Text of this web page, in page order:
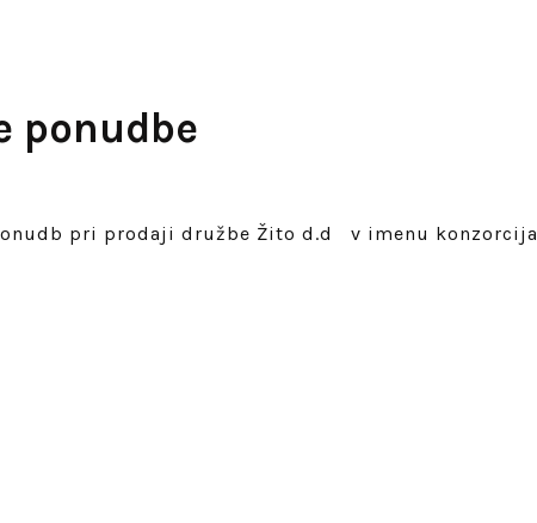
ponudbe
pri prodaji družbe Žito d.d v imenu konzorcija